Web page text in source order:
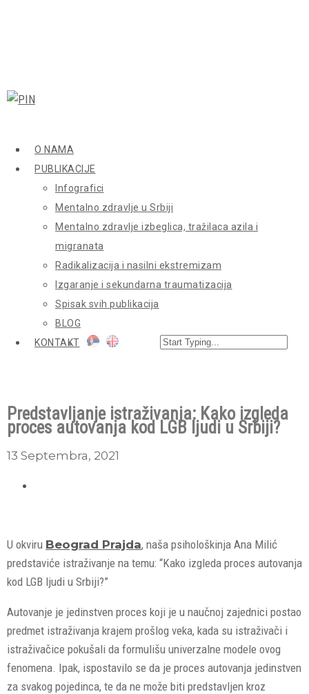
O NAMA
PUBLIKACIJE
Infografici
Mentalno zdravlje u Srbiji
Mentalno zdravlje izbeglica, tražilaca azila i
migranata
Radikalizacija i nasilni ekstremizam
Izgaranje i sekundarna traumatizacija
Spisak svih publikacija
BLOG
KONTAKT
Predstavljanje istraživanja: Kako izgleda
proces autovanja kod LGB ljudi u Srbiji?
13 Septembra, 2021
U okviru Beograd Prajda, naša psihološkinja Ana Milić
predstaviće istraživanje na temu: “Kako izgleda proces autovanja
kod LGB ljudi u Srbiji?”
Autovanje je jedinstven proces koji je u naučnoj zajednici postao
predmet istraživanja krajem prošlog veka, kada su istraživači i
istraživačice pokušali da formulišu univerzalne modele ovog
fenomena. Ipak, ispostavilo se da je proces autovanja jedinstven
za svakog pojedinca, te da ne može biti predstavljen kroz